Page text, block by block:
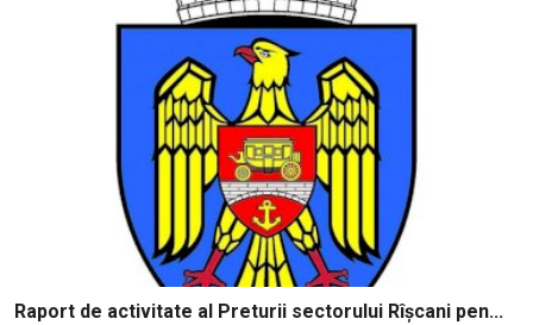
Raport de activitate al Preturii sectorului Rîșcani pen...